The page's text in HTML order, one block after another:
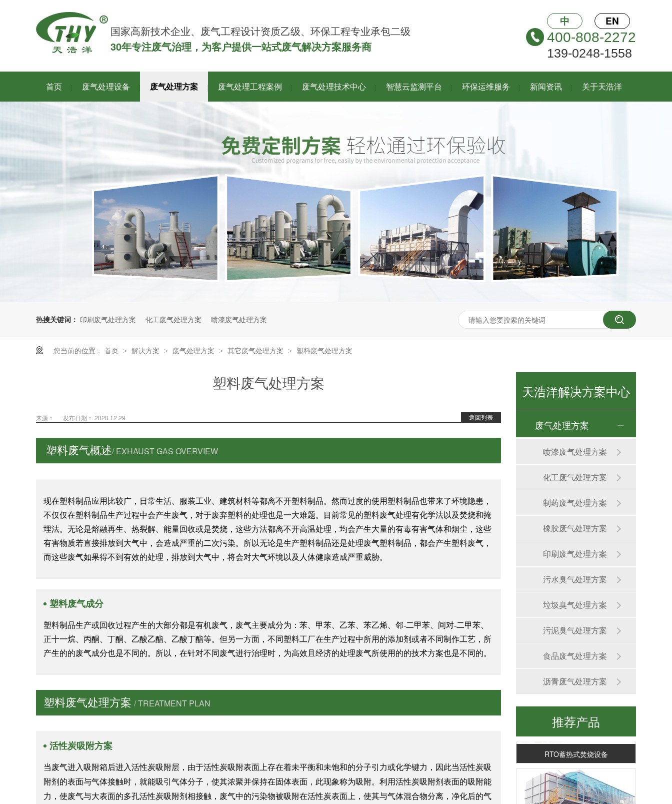
国家高新技术企业、废气工程设计资质乙级、环保工程专业承包二级
30年专注废气治理，为客户提供一站式废气解决方案服务商
中 EN
400-808-2272
139-0248-1558
首页 废气处理设备 废气处理方案 废气处理工程案例 废气处理技术中心 智慧云监测平台 环保运维服务 新闻资讯 关于天浩洋
热搜关键词： 印刷废气处理方案 化工废气处理方案 喷漆废气处理方案
您当前的位置： 首页 > 解决方案 > 废气处理方案 > 其它废气处理方案 > 塑料废气处理方案
塑料废气处理方案
返回列表
来源： 发布日期： 2020.12.29
塑料废气概述/ EXHAUST GAS OVERVIEW
现在塑料制品应用比较广，日常生活、服装工业、建筑材料等都离不开塑料制品。然而过度的使用塑料制品也带来了环境隐患，
不仅仅在塑料制品生产过程中会产生废气，对于废弃塑料的处理也是一大难题。目前常见的塑料废气处理有化学法以及焚烧和掩
埋法。无论是熔融再生、热裂解、能量回收或是焚烧，这些方法都离不开高温处理，均会产生大量的有毒有害气体和烟尘，这些
有害物质若直接排放到大气中，会造成严重的二次污染。所以无论是生产塑料制品还是处理废气塑料制品，都会产生塑料废气，
而这些废气如果得不到有效的处理，排放到大气中，将会对大气环境以及人体健康造成严重威胁。
塑料废气成分
塑料制品生产或回收过程产生的大部分都是有机废气，废气主要成分为：苯、甲苯、乙苯、苯乙烯、邻-二甲苯、间对-二甲苯、
正十一烷、丙酮、丁酮、乙酸乙酯、乙酸丁酯等。但另一方面，不同塑料工厂在生产过程中所用的添加剂或者不同制作工艺，所
产生的的废气成分也是不同的。所以，在针对不同废气进行治理时，为高效且经济的处理废气所使用的的技术方案也是不同的。
塑料废气处理方案 / TREATMENT PLAN
活性炭吸附方案
当废气进入吸附箱后进入活性炭吸附层，由于活性炭吸附表面上存在着未平衡和未饱和的分子引力或化学键力，因此当活性炭吸
附剂的表面与气体接触时，就能吸引气体分子，使其浓聚并保持在固体表面，此现象称为吸附。利用活性炭吸附剂表面的吸附能
力，使废气与大表面的多孔活性炭吸附剂相接触，废气中的污染物被吸附在活性炭表面上，使其与气体混合物分离，净化后的气
天浩洋解决方案中心
废气处理方案
喷漆废气处理方案
化工废气处理方案
制药废气处理方案
橡胶废气处理方案
印刷废气处理方案
污水臭气处理方案
垃圾臭气处理方案
污泥臭气处理方案
食品废气处理方案
沥青废气处理方案
推荐产品
生物除臭装置
RTO蓄热式焚烧设备